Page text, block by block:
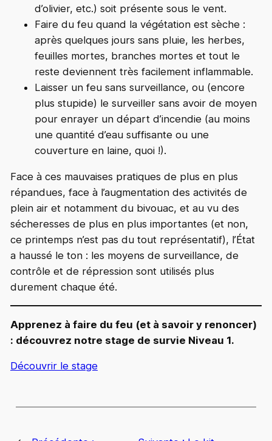
d’olivier, etc.) soit présente sous le vent.
Faire du feu quand la végétation est sèche :
après quelques jours sans pluie, les herbes,
feuilles mortes, branches mortes et tout le
reste deviennent très facilement inflammable.
Laisser un feu sans surveillance, ou (encore
plus stupide) le surveiller sans avoir de moyen
pour enrayer un départ d’incendie (au moins
une quantité d’eau suffisante ou une
couverture en laine, quoi !).
Face à ces mauvaises pratiques de plus en plus
répandues, face à l’augmentation des activités de
plein air et notamment du bivouac, et au vu des
sécheresses de plus en plus importantes (et non,
ce printemps n’est pas du tout représentatif), l’État
a haussé le ton : les moyens de surveillance, de
contrôle et de répression sont utilisés plus
durement chaque été.
Apprenez à faire du feu (et à savoir y renoncer)
: découvrez notre stage de survie Niveau 1.
Découvrir le stage